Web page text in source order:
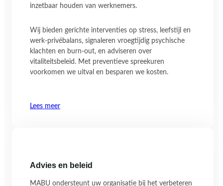
inzetbaar houden van werknemers.
Wij bieden gerichte interventies op stress, leefstijl en
werk-privébalans, signaleren vroegtijdig psychische
klachten en burn-out, en adviseren over
vitaliteitsbeleid. Met preventieve spreekuren
voorkomen we uitval en besparen we kosten.
Lees meer
Advies en beleid
MABU ondersteunt uw organisatie bij het verbeteren